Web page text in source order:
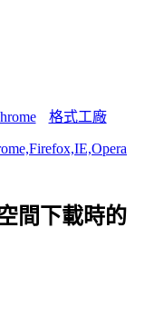
格式工廠
間下載時的